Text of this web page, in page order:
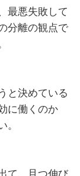
最悪失敗して
分離の観点で
と決めている
に働くのか
て、且つ伸び